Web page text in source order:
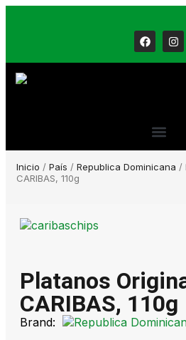
Inicio / País / Republica Dominicana /
CARIBAS, 110g
Platanos
CARIBAS, 110g
Brand: